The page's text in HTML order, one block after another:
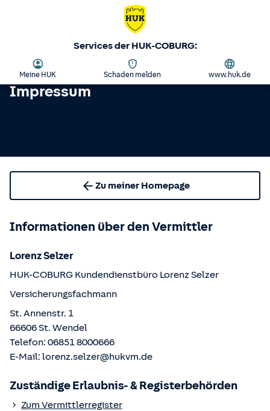
Services der HUK-COBURG:
Meine HUK Schaden melden www.huk.de
Impressum
Zu meiner Homepage
Informationen über den Vermittler
Lorenz Selzer
HUK-COBURG Kundendienstbüro Lorenz Selzer
Versicherungsfachmann
St. Annenstr. 1
66606St. Wendel
Telefon: 06851 8000666
E-Mail: lorenz.selzer@hukvm.de
Zuständige Erlaubnis- & Registerbehörden
Zum Vermittlerregister